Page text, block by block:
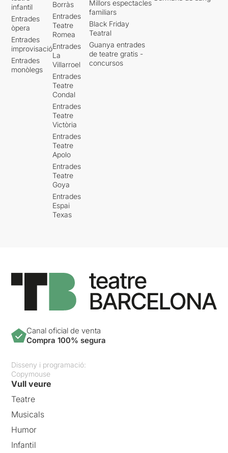
infantil
Entrades
òpera
Entrades
improvisació
Entrades
monòlegs
Borràs
Entrades
Teatre
Romea
Entrades
La
Villarroel
Entrades
Teatre
Condal
Entrades
Teatre
Victòria
Entrades
Teatre
Apolo
Entrades
Teatre
Goya
Entrades
Espai
Texas
Millors espectacles
familiars
Black Friday
Teatral
Guanya entrades
de teatre gratis -
concursos
Canal oficial de venta
Compra 100% segura
Disseny i programació:
Copymouse
Vull veure
Teatre
Musicals
Humor
Infantil